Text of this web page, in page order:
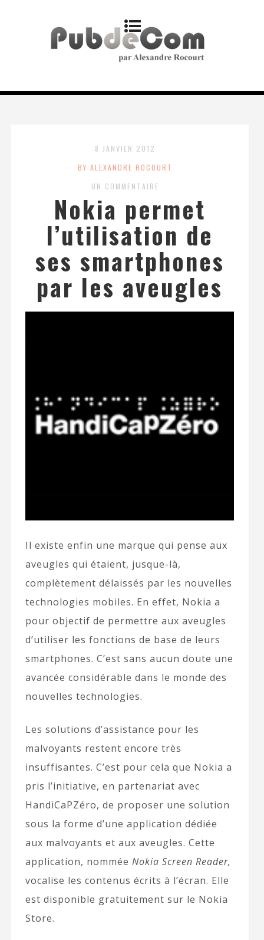
8 JANVIER 2012
BY ALEXANDRE ROCOURT
UN COMMENTAIRE
Nokia permet
l’utilisation de
ses smartphones
par les aveugles
Il existe enfin une marque qui pense aux
aveugles qui étaient, jusque-là,
complètement délaissés par les nouvelles
technologies mobiles. En effet, Nokia a
pour objectif de permettre aux aveugles
d’utiliser les fonctions de base de leurs
smartphones. C’est sans aucun doute une
avancée considérable dans le monde des
nouvelles technologies.
Les solutions d’assistance pour les
malvoyants restent encore très
insuffisantes. C’est pour cela que Nokia a
pris l’initiative, en partenariat avec
HandiCaPZéro, de proposer une solution
sous la forme d’une application dédiée
aux malvoyants et aux aveugles. Cette
application, nommée Nokia Screen Reader,
vocalise les contenus écrits à l’écran. Elle
est disponible gratuitement sur le Nokia
Store.